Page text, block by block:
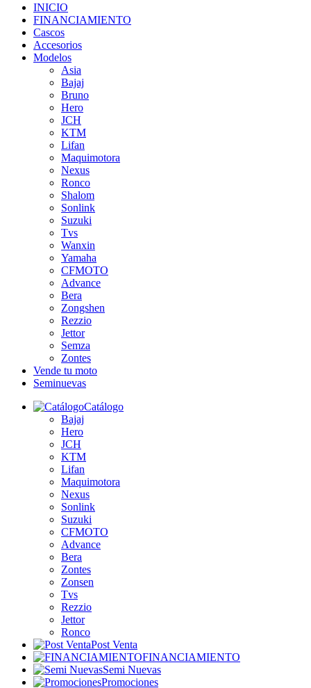
INICIO
FINANCIAMIENTO
Cascos
Accesorios
Modelos
Asia
Bajaj
Bruno
Hero
JCH
KTM
Lifan
Maquimotora
Nexus
Ronco
Shalom
Sonlink
Suzuki
Tvs
Wanxin
Yamaha
CFMOTO
Advance
Bera
Zongshen
Rezzio
Jettor
Semza
Zontes
Vende tu moto
Seminuevas
Catálogo
Bajaj
Hero
JCH
KTM
Lifan
Maquimotora
Nexus
Sonlink
Suzuki
CFMOTO
Advance
Bera
Zontes
Zonsen
Tvs
Rezzio
Jettor
Ronco
Post Venta
FINANCIAMIENTO
Semi Nuevas
Promociones